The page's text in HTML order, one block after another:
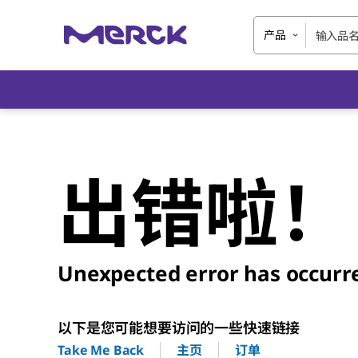
产品
出错啦！
Unexpected error has
以下是您可能想要访问的一些快速链接
Take Me Back 主页 订单